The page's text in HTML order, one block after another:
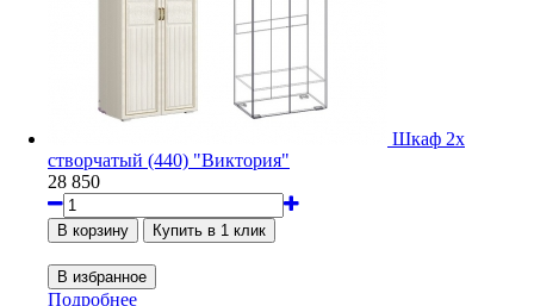
Шкаф 2х
створчатый (440) "Виктория"
28 850
Подробнее